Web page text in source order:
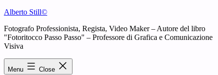
Skip
content
Alberto Still©
Fotografo Professionista, Regista, Video Maker – Autore del libro
"Fotoritocco Passo Passo" – Professore di Grafica e Comunicazione
Visiva
Menu Close